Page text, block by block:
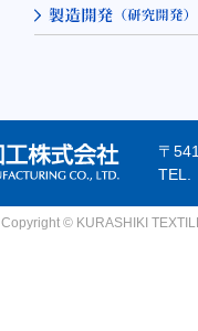
〒
TEL.
Copyright © KURASHIKI